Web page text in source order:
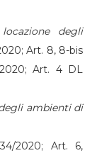
degli
Art. 8, 8-bis
Art. 4 DL
ambienti di
2020; Art. 6,